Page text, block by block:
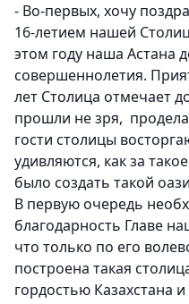
- Во-первых, хочу
16-летием нашей
этом году наша Астана
совершеннолетия.
лет Столица отмечает
прошли не зря,
гости столицы
удивляются, как за
было создать такой
В первую очередь
благодарность Главе
что только по его
построена такая
гордостью Казахстана